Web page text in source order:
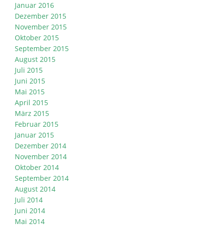
Januar 2016
Dezember 2015
November 2015
Oktober 2015
September 2015
August 2015
Juli 2015
Juni 2015
Mai 2015
April 2015
März 2015
Februar 2015
Januar 2015
Dezember 2014
November 2014
Oktober 2014
September 2014
August 2014
Juli 2014
Juni 2014
Mai 2014